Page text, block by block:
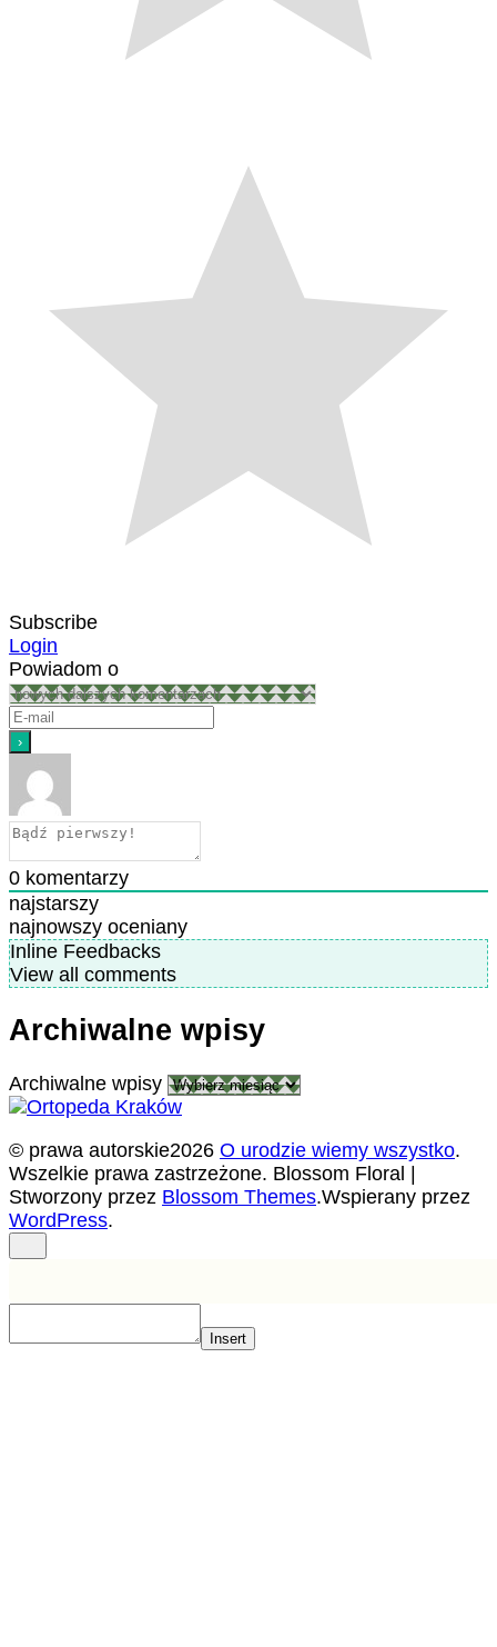
Subscribe
Login
Powiadom o
0 komentarzy
najstarszy
najnowszy oceniany
Inline Feedbacks
View all comments
Archiwalne wpisy
Archiwalne wpisy
© prawa autorskie2026 O urodzie wiemy wszystko.
Wszelkie prawa zastrzeżone. Blossom Floral |
Stworzony przez Blossom Themes.Wspierany przez
WordPress.
Insert